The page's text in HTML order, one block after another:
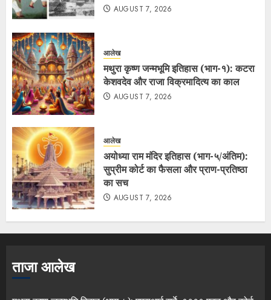
AUGUST 7, 2026
आलेख
मथुरा कृष्ण जन्मभूमि इतिहास (भाग-१): कटरा
केशवदेव और राजा विक्रमादित्य का काल
AUGUST 7, 2026
आलेख
अयोध्या राम मंदिर इतिहास (भाग-५/अंतिम):
सुप्रीम कोर्ट का फैसला और प्राण-प्रतिष्ठा
का सच
AUGUST 7, 2026
ताजा आलेख